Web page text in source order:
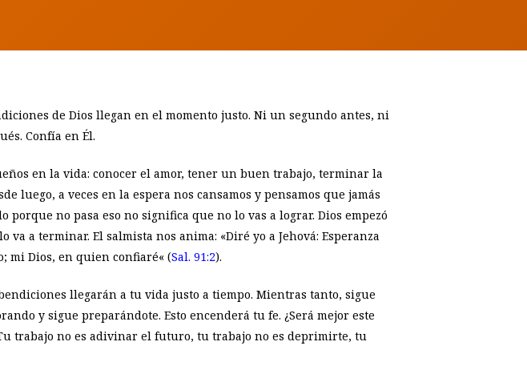
de Dios llegan en el momento justo. Ni un segundo antes, ni
Confía en Él.
en la vida: conocer el amor, tener un buen trabajo, terminar la
luego, a veces en la espera nos cansamos y pensamos que jamás
porque no pasa eso no significa que no lo vas a lograr. Dios empezó
va a terminar. El salmista nos anima: «Diré yo a Jehová: Esperanza
mi Dios, en quien confiaré« (Sal. 91:2).
llegarán a tu vida justo a tiempo. Mientras tanto, sigue
y sigue preparándote. Esto encenderá tu fe. ¿Será mejor este
trabajo no es adivinar el futuro, tu trabajo no es deprimirte, tu